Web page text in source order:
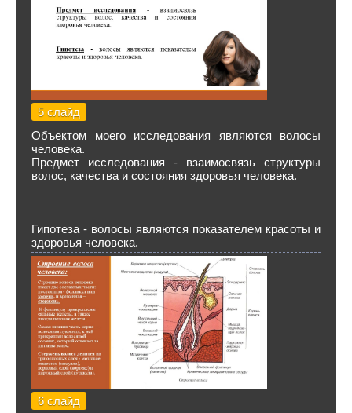
5 слайд
Объектом моего исследования являются волосы
человека.
Предмет исследования - взаимосвязь структуры
волос, качества и состояния здоровья человека.
Гипотеза - волосы являются показателем красоты и
здоровья человека.
6 слайд